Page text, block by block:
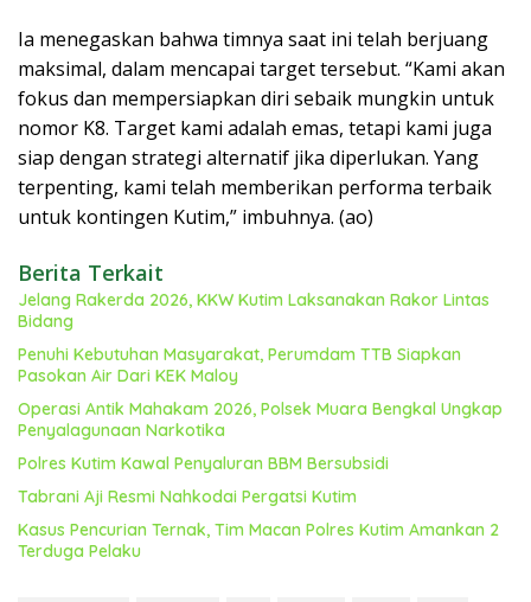
Ia menegaskan bahwa timnya saat ini telah berjuang
maksimal, dalam mencapai target tersebut. “Kami akan
fokus dan mempersiapkan diri sebaik mungkin untuk
nomor K8. Target kami adalah emas, tetapi kami juga
siap dengan strategi alternatif jika diperlukan. Yang
terpenting, kami telah memberikan performa terbaik
untuk kontingen Kutim,” imbuhnya. (ao)
Berita Terkait
Jelang Rakerda 2026, KKW Kutim Laksanakan Rakor Lintas
Bidang
Penuhi Kebutuhan Masyarakat, Perumdam TTB Siapkan
Pasokan Air Dari KEK Maloy
Operasi Antik Mahakam 2026, Polsek Muara Bengkal Ungkap
Penyalagunaan Narkotika
Polres Kutim Kawal Penyaluran BBM Bersubsidi
Tabrani Aji Resmi Nahkodai Pergatsi Kutim
Kasus Pencurian Ternak, Tim Macan Polres Kutim Amankan 2
Terduga Pelaku